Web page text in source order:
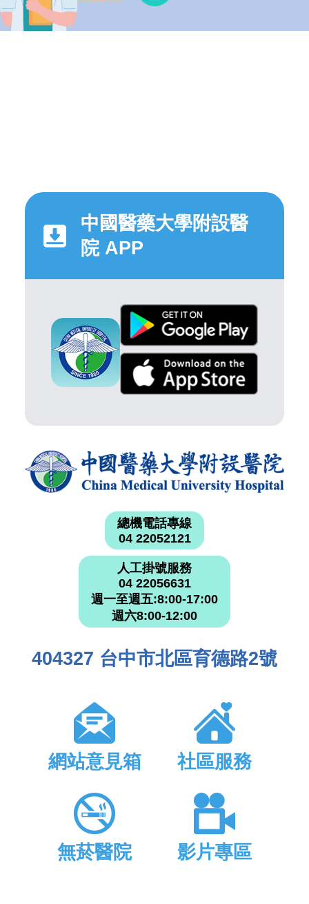
中國醫藥大學附設醫
院 APP
總機電話專線
04 22052121
人工掛號服務
04 22056631
週一至週五:8:00-17:00
週六8:00-12:00
404327 台中市北區育德路2號
網站意見箱 社區服務
無菸醫院 影片專區